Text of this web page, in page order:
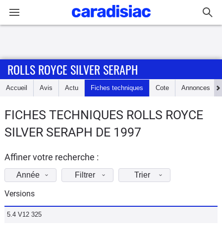
Accueil
Essais
d'achat
Electriques
Utilitaires
ROLLS ROYCE SILVER SERAPH
Accueil Avis Actu Fiches techniques Cote Annonces
FICHES TECHNIQUES ROLLS ROYCE
SILVER SERAPH DE 1997
Affiner votre recherche :
Année Filtrer Trier
Versions
5.4 V12 325